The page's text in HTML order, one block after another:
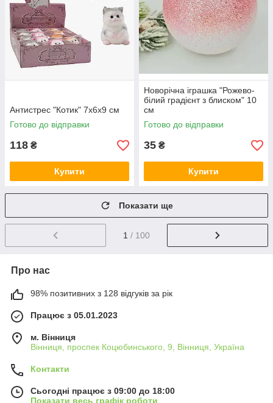
Антистрес "Котик" 7х6х9 см
Готово до відправки
118 ₴
Купити
Новорічна іграшка "Рожево-
білий градієнт з блиском" 10
см
Готово до відправки
35 ₴
Купити
Показати ще
1 / 100
Про нас
98% позитивних з 128 відгуків за рік
Працює з 05.01.2023
м. Вінниця
Вінниця, проспек Коцюбинського, 9, Вінниця, Україна
Контакти
Сьогодні працює з 09:00 до 18:00
Показати весь графік роботи